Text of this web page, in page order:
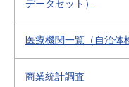
データセット）
医療機関一覧（自治体
商業統計調査